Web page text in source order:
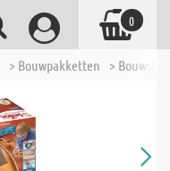
> Bouwpakketten >
0